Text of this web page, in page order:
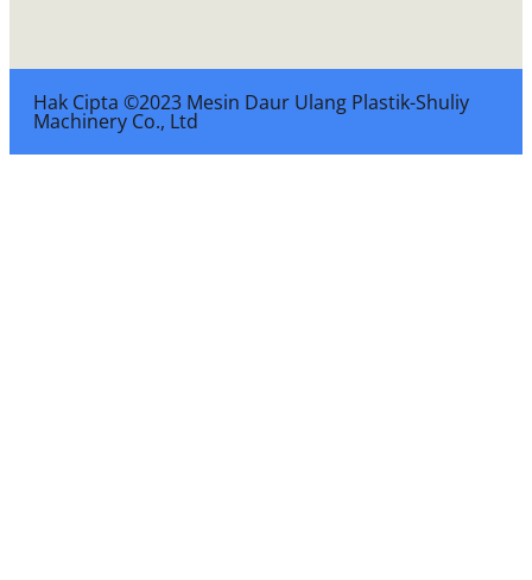
Hak Cipta ©2023 Mesin Daur Ulang Plastik-Shuliy
Machinery Co., Ltd